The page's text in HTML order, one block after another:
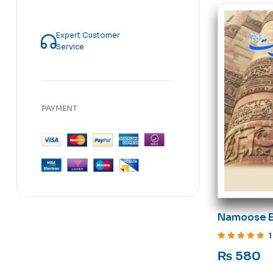
Namoose
Aa’laa
1
₨ 580
Expert Customer
Service
PAYMENT